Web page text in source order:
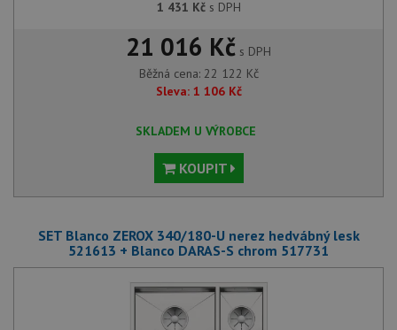
1 431 Kčs DPH
21 016 Kč s DPH
Běžná cena: 22 122 Kč
Sleva: 1 106 Kč
SKLADEM U VÝROBCE
KOUPIT
SET Blanco ZEROX 340/180-U nerez hedvábný lesk
521613 + Blanco DARAS-S chrom 517731